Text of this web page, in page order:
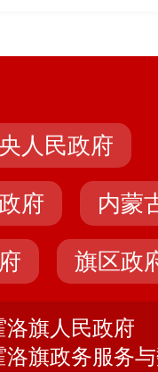
人民政府
府 内蒙
旗区政
洛旗人民政府
洛旗政务服务